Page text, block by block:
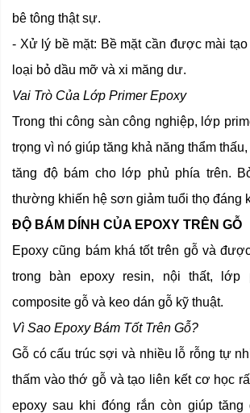
bê tông thật sự.
- Xử lý bề mặt: Bề mặt cần được mài tạo
loại bỏ dầu mỡ và xi măng dư.
Vai Trò Của Lớp Primer Epoxy
Trong thi công sàn công nghiệp, lớp
trọng vì nó giúp tăng khả năng thẩm
tăng độ bám cho lớp phủ phía trên.
thường khiến hệ sơn giảm tuổi thọ đáng
ĐỘ BÁM DÍNH CỦA EPOXY TRÊN GỖ
Epoxy cũng bám khá tốt trên gỗ và
trong bàn epoxy resin, nội thất, lớp
composite gỗ và keo dán gỗ kỹ thuật.
Vì Sao Epoxy Bám Tốt Trên Gỗ?
Gỗ có cấu trúc sợi và nhiều lỗ rỗng tự
thấm vào thớ gỗ và tạo liên kết cơ học
epoxy sau khi đóng rắn còn giúp tăng